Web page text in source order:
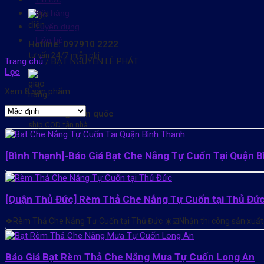
Hotline: 097910 2222
tư vấn 24/7 miễn phí
Giao hàng toàn quốc
ship COD tận nhà
Đặt hàng
Tuyển dụng
Liên hệ
Trang chủ / BẠT NGUYỄN LÊ PHÁT
Lọc
Xem 8 sản phẩm
[Bình Thạnh]-Báo Giá Bạt Che Nắng Tự Cuốn Tại Quận
[Quận Thủ Đức] Rèm Thả Che Nắng Tự Cuốn tại Thủ Đức
❖Rèm Thả Che Nắng Tự Cuốn tại Thủ Đức ☀️☑️Nhận thi công sản xuất
Báo Giá Bạt Rèm Thả Che Nắng Mưa Tự Cuốn Long An